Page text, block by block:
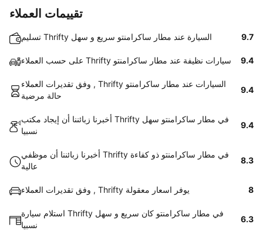
تقييمات العملاء
تسليم Thrifty السيارة عند مطار ساكرامنتو سريع و سهل 9.7
على حسب العملاء Thrifty سيارات نظيفة عند مطار ساكرامنتو 9.4
وفق تقديرات العملاء , Thrifty السيارات عند مطار ساكرامنتو
حالة مرضية
9.4
أخبرنا زبائننا أن إيجاد مكتب Thrifty في مطار ساكرامنتو سهل
نسبيا
9.4
أخبرنا زبائننا أن موظفي Thrifty في مطار ساكرامنتو ذو كفاءة
عالية
8.3
وفق تقديرات العملاء , Thrifty يوفر اسعار معقولة 8
استلام سيارة Thrifty في مطار ساكرامنتو كان سريع و سهل
نسبيا
6.3